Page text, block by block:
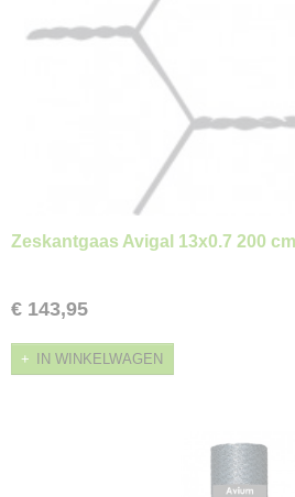
Zeskantgaas Avigal 13x0.7 200
€ 143,95
IN WINKELWAGEN